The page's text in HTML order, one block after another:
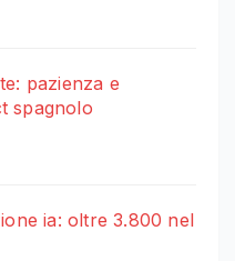
pazienza e
spagnolo
ia: oltre 3.800 nel